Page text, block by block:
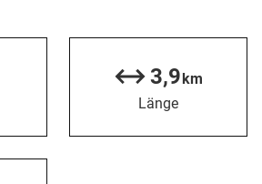
3,9km
Länge